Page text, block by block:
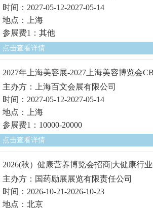
时间：2027-05-12-2027-05-14
地点：上海
参展费1：其他
点击查看详情
2027年上海美容展-2027上海美容博览会
主办方：上海百文会展有限公司
时间：2027-05-12-2027-05-14
地点：上海
参展费1：10000-20000
点击查看详情
2026(秋）健康营养博览会招商|大健康行
主办方：国药励展展览有限责任公司
时间：2026-10-21-2026-10-23
地点：北京